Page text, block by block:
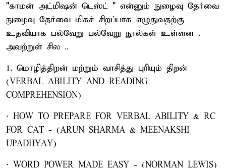
"காமன் அட்மிஷன் டெஸ்ட் " என்னும் நுழைவு தேர்வை
நுழைவு தேர்வை மிகச் சிறப்பாக எழுதுவதற்கு
உதவியாக பல்வேறு பல்வேறு நூல்கள் உள்ளன .
அவற்றுள் சில ..
1. மொழித்திறன் மற்றும் வாசித்து புரியும் திறன்
(VERBAL ABILITY AND READING
COMPREHENSION)
· HOW TO PREPARE FOR VERBAL ABILITY & RC
FOR CAT - (ARUN SHARMA & MEENAKSHI
UPADHYAY)
· WORD POWER MADE EASY - (NORMAN LEWIS)